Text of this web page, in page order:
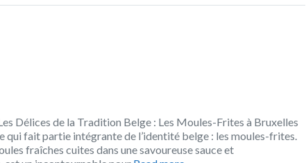
Délices de la Tradition Belge : Les Moules-Frites à Bruxelles
qui fait partie intégrante de l’identité belge : les moules-frites.
fraîches cuites dans une savoureuse sauce et